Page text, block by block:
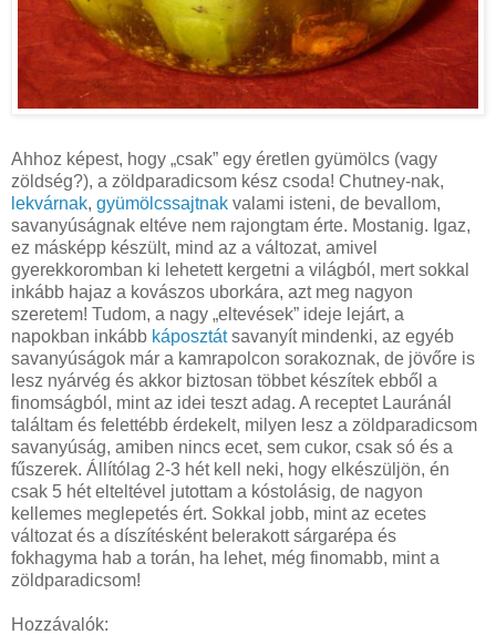
Ahhoz képest, hogy „csak” egy éretlen gyümölcs (vagy
zöldség?), a zöldparadicsom kész csoda! Chutney-nak,
lekvárnak, gyümölcssajtnak valami isteni, de bevallom,
savanyúságnak eltéve nem rajongtam érte. Mostanig. Igaz,
ez másképp készült, mind az a változat, amivel
gyerekkoromban ki lehetett kergetni a világból, mert sokkal
inkább hajaz a kovászos uborkára, azt meg nagyon
szeretem! Tudom, a nagy „eltevések” ideje lejárt, a
napokban inkább káposztátsavanyít mindenki, az egyéb
savanyúságok már a kamrapolcon sorakoznak, de jövőre is
lesz nyárvég és akkor biztosan többet készítek ebből a
finomságból, mint az idei teszt adag. A receptet Lauránál
találtam és felettébb érdekelt, milyen lesz a zöldparadicsom
savanyúság, amiben nincs ecet, sem cukor, csak só és a
fűszerek. Állítólag 2-3 hét kell neki, hogy elkészüljön, én
csak 5 hét elteltével jutottam a kóstolásig, de nagyon
kellemes meglepetés ért. Sokkal jobb, mint az ecetes
változat és a díszítésként belerakott sárgarépa és
fokhagyma hab a torán, ha lehet, még finomabb, mint a
zöldparadicsom!
Hozzávalók: